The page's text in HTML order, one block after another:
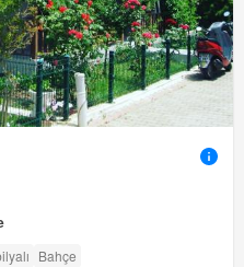
Bahçe